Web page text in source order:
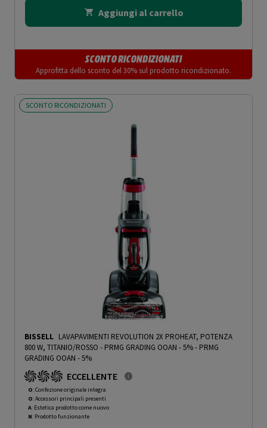
Aggiungi al carrello
SCONTO RICONDIZIONATI
Approfitta dello sconto del 30% sul prodotto ricondizionato.
SCONTO RICONDIZIONATI
BISSELL LAVAPAVIMENTI REVOLUTION 2X PROHEAT, POTENZA
800 W, TITANIO/ROSSO - PRMG GRADING OOAN - 5%- PRMG
GRADING OOAN - 5%
ECCELLENTE
O: Confezione originale integra
O: Accessori principali presenti
A: Estetica prodotto come nuovo
N: Prodotto funzionante